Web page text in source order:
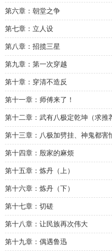
第六章：朝堂之争
第七章：立人设
第八章：招揽三星
第九章：第一次穿越
第十章：穿清不造反
第十一章：师傅来了！
第十二章：武有八极定乾坤（求推
第十三章：八极加劈挂、神鬼都害
第十四章：殷家的麻烦
第十五章：炼丹（上）
第十六章：炼丹（下）
第十七章：切磋
第十八章：让民族再次伟大
第十九章：偶遇鲁迅